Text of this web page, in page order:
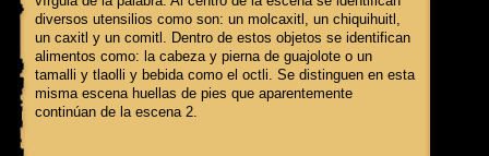
diversos utensilios como son: un molcaxitl, un chiquihuitl,
un caxitl y un comitl. Dentro de estos objetos se identifican
alimentos como: la cabeza y pierna de guajolote o un
tamalli y tlaolli y bebida como el octli. Se distinguen en esta
misma escena huellas de pies que aparentemente
continúan de la escena 2.